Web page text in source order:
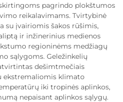
pagrindo plokštumos
reikalavimams. Tvirtybinė
su įvairiomis šakos rūšimis,
ir inžinerinius medienos
regioninėms medžiagų
sąlygoms. Geležinkelių
dešimtmečiais
ekstremaliomis klimato
iki tropinės aplinkos,
nepaisant aplinkos sąlygų.